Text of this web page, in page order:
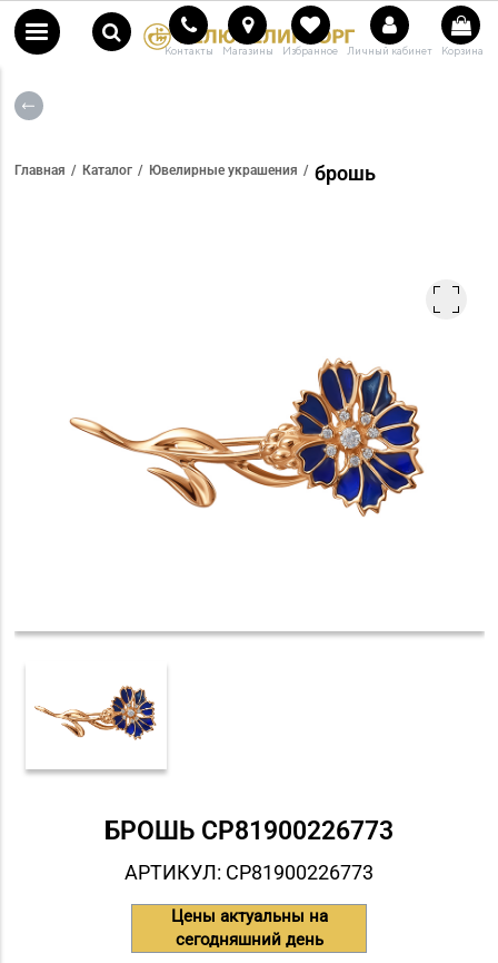
Контакты Магазины Избранное Личный кабинет Корзина
Главная Каталог Ювелирные украшения брошь
БРОШЬ СP81900226773
АРТИКУЛ: СP81900226773
Цены актуальны на
сегодняшний день